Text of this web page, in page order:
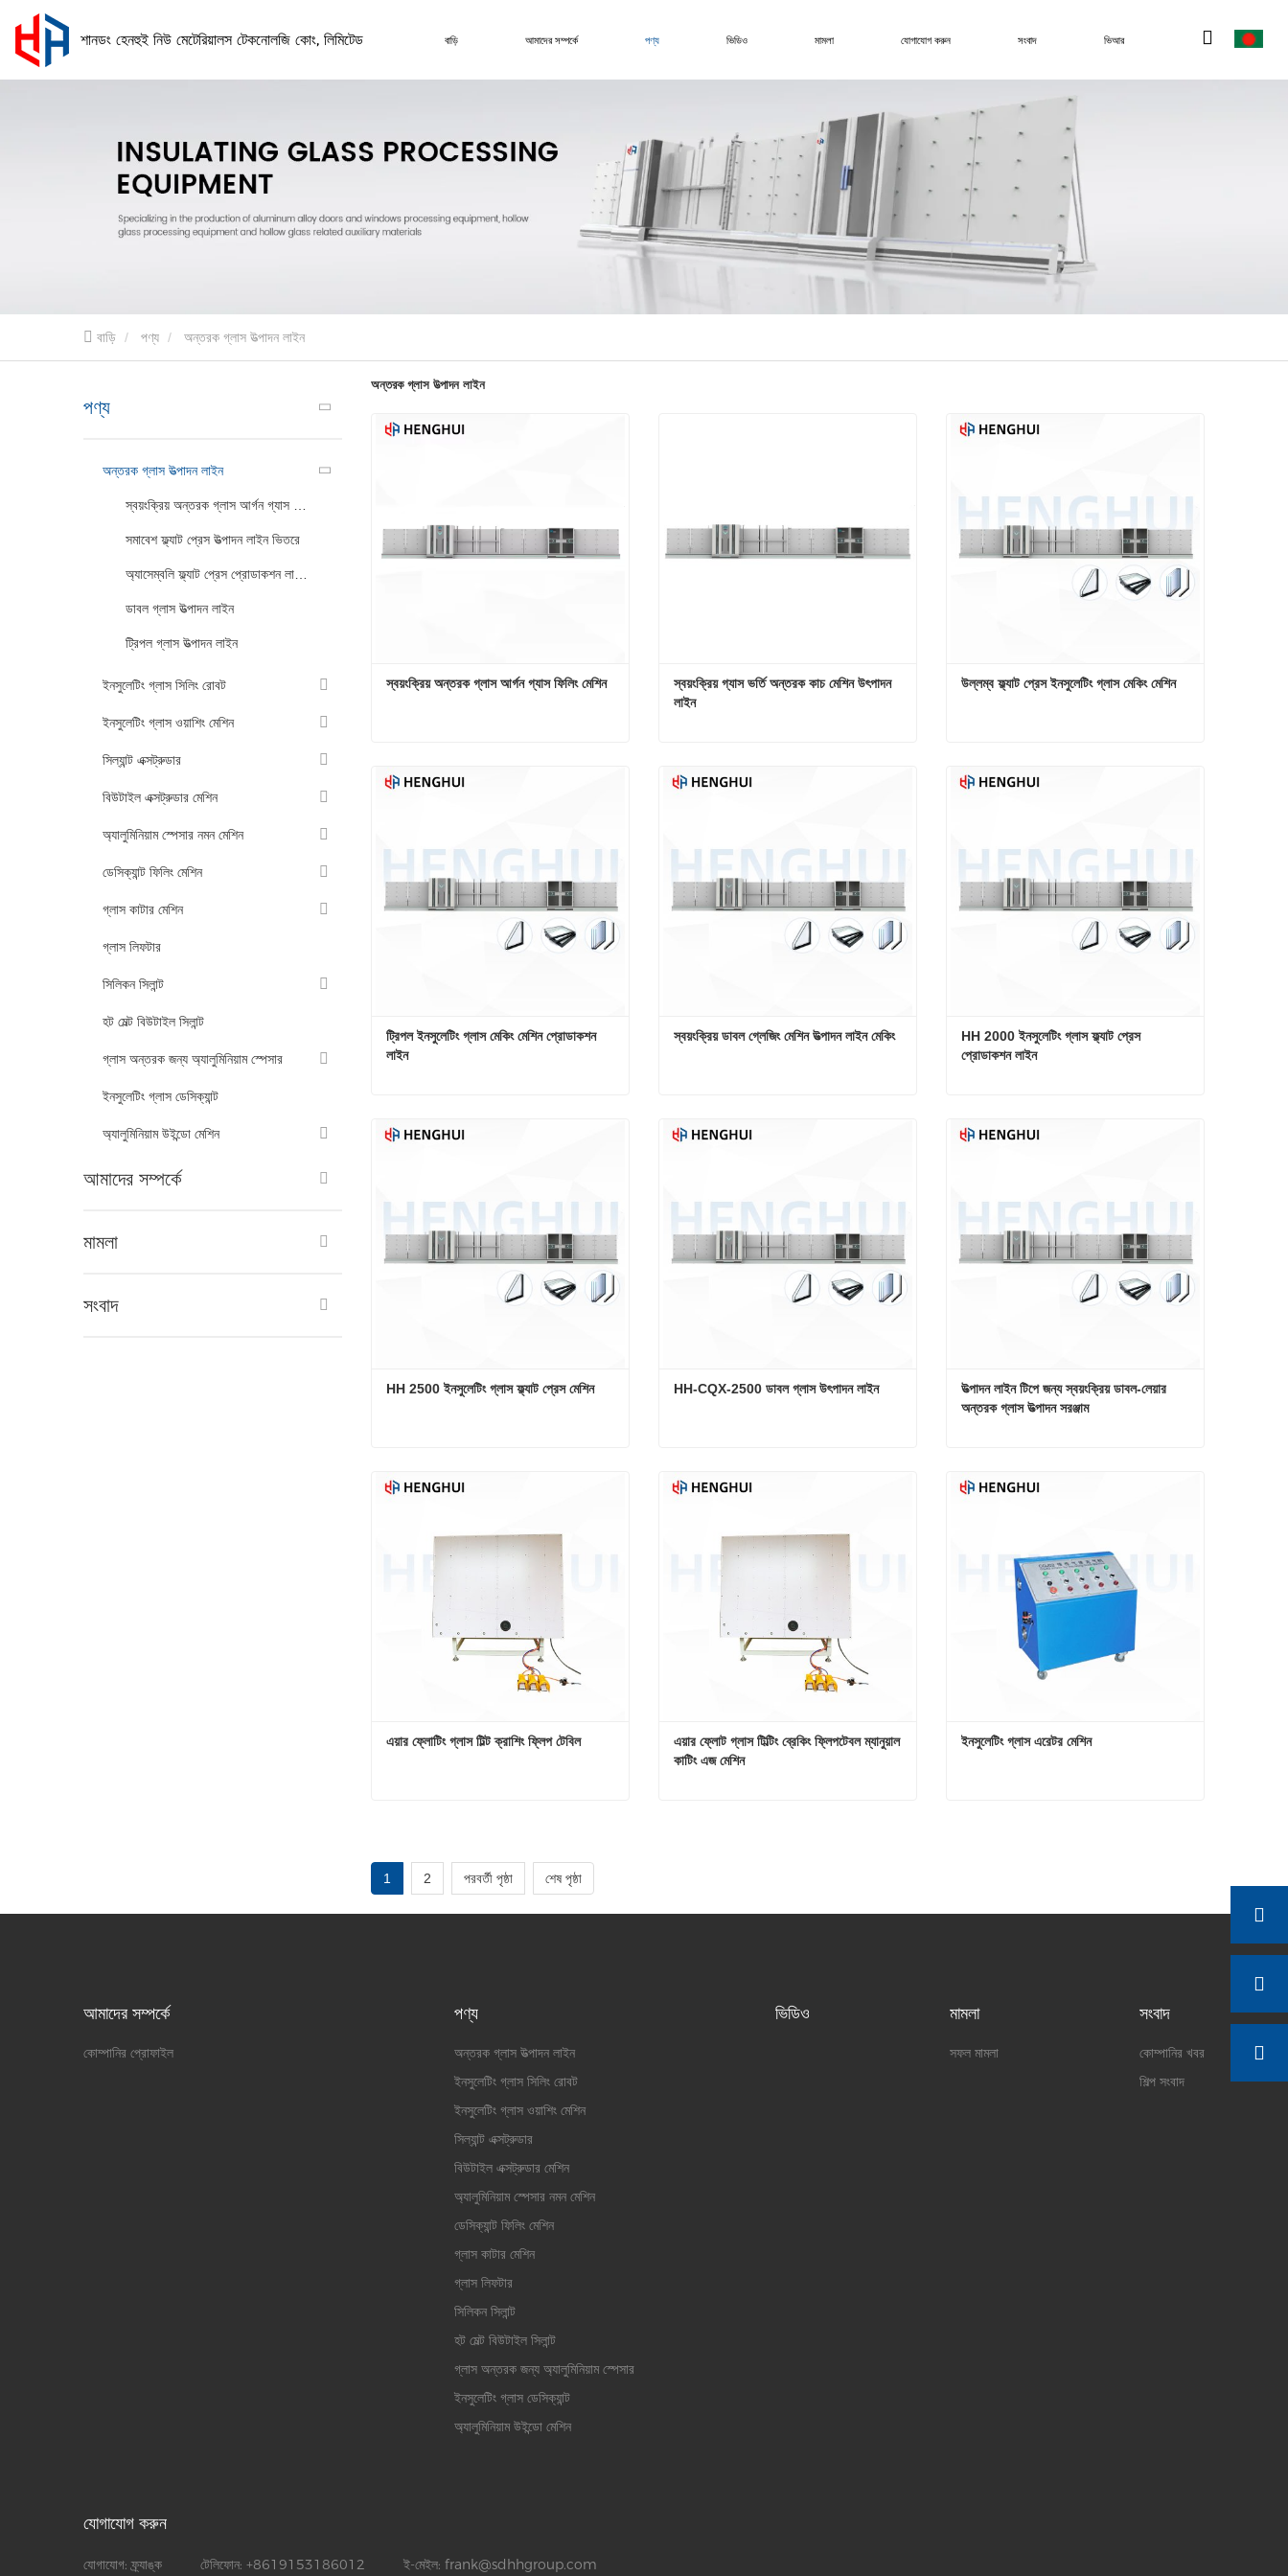
শানডং হেনহুই নিউ মেটেরিয়ালস টেকনোলজি কোং, লিমিটেড বাড়ি আমাদের সম্পর্কে পণ্য ভিডিও মামলা যোগাযোগ করুন সংবাদ ভিআর
বাড়ি পণ্য অন্তরক গ্লাস উত্পাদন লাইন
পণ্য
অন্তরক গ্লাস উত্পাদন লাইন
সমাবেশ ফ্ল্যাট প্রেস উত্পাদন লাইন ভিতরে
ডাবল গ্লাস উত্পাদন লাইন
ট্রিপল গ্লাস উত্পাদন লাইন
ইনসুলেটিং গ্লাস সিলিং রোবট
ইনসুলেটিং গ্লাস ওয়াশিং মেশিন
সিল্যান্ট এক্সট্রুডার
বিউটাইল এক্সট্রুডার মেশিন
অ্যালুমিনিয়াম স্পেসার নমন মেশিন
ডেসিক্যান্ট ফিলিং মেশিন
গ্লাস কাটার মেশিন
গ্লাস লিফটার
সিলিকন সিলান্ট
হট মেল্ট বিউটাইল সিলান্ট
গ্লাস অন্তরক জন্য অ্যালুমিনিয়াম স্পেসার
ইনসুলেটিং গ্লাস ডেসিক্যান্ট
অ্যালুমিনিয়াম উইন্ডো মেশিন
আমাদের সম্পর্কে
মামলা
সংবাদ
অন্তরক গ্লাস উত্পাদন লাইন
স্বয়ংক্রিয় অন্তরক গ্লাস আর্গন গ্যাস ফিলিং মেশিন
এখনই যোগাযোগ করুন
স্বয়ংক্রিয় গ্যাস ভর্তি অন্তরক কাচ মেশিন উৎপাদন
লাইন
এখনই যোগাযোগ করুন
উল্লম্ব ফ্ল্যাট প্রেস ইনসুলেটিং গ্লাস মেকিং মেশিন
এখনই যোগাযোগ করুন
ট্রিপল ইনসুলেটিং গ্লাস মেকিং মেশিন প্রোডাকশন
লাইন
এখনই যোগাযোগ করুন
স্বয়ংক্রিয় ডাবল গ্লেজিং মেশিন উত্পাদন লাইন মেকিং
এখনই যোগাযোগ করুন
HH 2000 ইনসুলেটিং গ্লাস ফ্ল্যাট প্রেস
প্রোডাকশন লাইন
এখনই যোগাযোগ করুন
HH 2500 ইনসুলেটিং গ্লাস ফ্ল্যাট প্রেস মেশিন
এখনই যোগাযোগ করুন
HH-CQX-2500 ডাবল গ্লাস উৎপাদন লাইন
এখনই যোগাযোগ করুন
উত্পাদন লাইন টিপে জন্য স্বয়ংক্রিয় ডাবল-লেয়ার
অন্তরক গ্লাস উত্পাদন সরঞ্জাম
এখনই যোগাযোগ করুন
এয়ার ফ্লোটিং গ্লাস টিল্ট ক্রাশিং ফ্লিপ টেবিল
এয়ার ফ্লোট গ্লাস টিল্টিং ব্রেকিং ফ্লিপটেবল ম্যানুয়াল
কাটিং এজ মেশিন
ইনসুলেটিং গ্লাস এরেটর মেশিন
1
2 পরবর্তী পৃষ্ঠা শেষ পৃষ্ঠা
আমাদের সম্পর্কে
কোম্পানির প্রোফাইল
পণ্য
অন্তরক গ্লাস উত্পাদন লাইন
ইনসুলেটিং গ্লাস সিলিং রোবট
ইনসুলেটিং গ্লাস ওয়াশিং মেশিন
সিল্যান্ট এক্সট্রুডার
বিউটাইল এক্সট্রুডার মেশিন
অ্যালুমিনিয়াম স্পেসার নমন মেশিন
ডেসিক্যান্ট ফিলিং মেশিন
গ্লাস কাটার মেশিন
গ্লাস লিফটার
সিলিকন সিলান্ট
হট মেল্ট বিউটাইল সিলান্ট
গ্লাস অন্তরক জন্য অ্যালুমিনিয়াম স্পেসার
ইনসুলেটিং গ্লাস ডেসিক্যান্ট
অ্যালুমিনিয়াম উইন্ডো মেশিন
ভিডিও মামলা
সফল মামলা
সংবাদ
কোম্পানির খবর
শিল্প সংবাদ
যোগাযোগ করুন
যোগাযোগ: ফ্র্যাঙ্ক টেলিফোন: +8619153186012 ই-মেইল: frank@sdhhgroup.com